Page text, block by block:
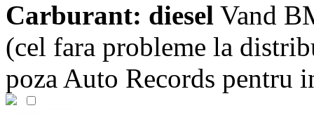
Carburant: diesel Vand
(cel fara probleme la
poza Auto Records pentru